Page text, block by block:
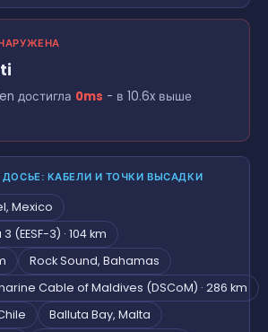
достигла 0ms - в 10.6x выше
ДОСЬЕ: КАБЕЛИ И ТОЧКИ ВЫСАДКИ
Mexico
(EESF-3) · 104 km
Rock Sound, Bahamas
Cable of Maldives (DSCoM) · 286 km
Balluta Bay, Malta